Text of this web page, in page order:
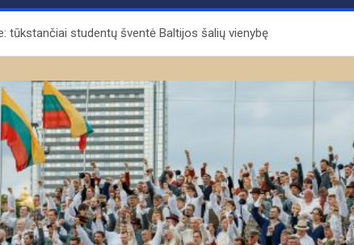
tūkstančiai studentų šventė Baltijos šalių vienybę